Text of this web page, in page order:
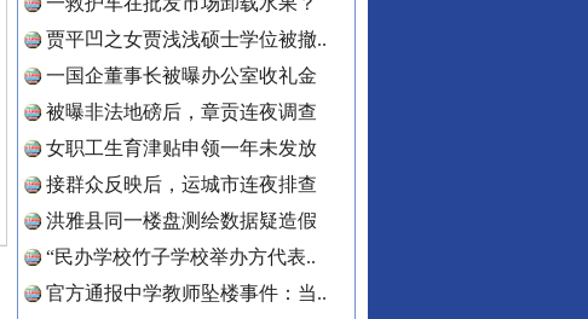
一国企董事长被曝办公室收礼金
被曝非法地磅后，章贡连夜调查
女职工生育津贴申领一年未发放
接群众反映后，运城市连夜排查
洪雅县同一楼盘测绘数据疑造假
“民办学校竹子学校举办方代表..
官方通报中学教师坠楼事件：当..
市监总局开通打假清源举报渠道
男子献血10年要求免诊查费遭拒
导游发烟没安好心